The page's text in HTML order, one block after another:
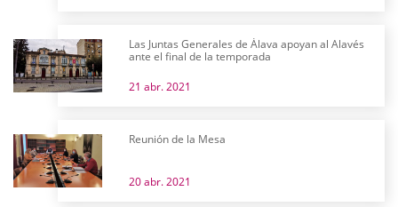
Las Juntas Generales de Álava apoyan al Alavés
ante el final de la temporada
21 abr. 2021
Reunión de la Mesa
20 abr. 2021